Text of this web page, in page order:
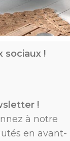
sociaux !
!
à notre
en avant-